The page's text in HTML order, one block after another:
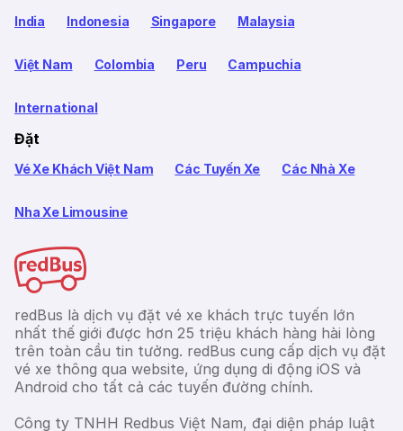
India Indonesia Singapore Malaysia
Việt Nam Colombia Peru Campuchia
International
Đặt
Vé Xe Khách Việt Nam Các Tuyến Xe Các Nhà Xe
Nha Xe Limousine
redBus là dịch vụ đặt vé xe khách trực tuyến lớn
nhất thế giới được hơn 25 triệu khách hàng hài lòng
trên toàn cầu tin tưởng. redBus cung cấp dịch vụ đặt
vé xe thông qua website, ứng dụng di động iOS và
Android cho tất cả các tuyến đường chính.
Công ty TNHH Redbus Việt Nam, đại diện pháp luật